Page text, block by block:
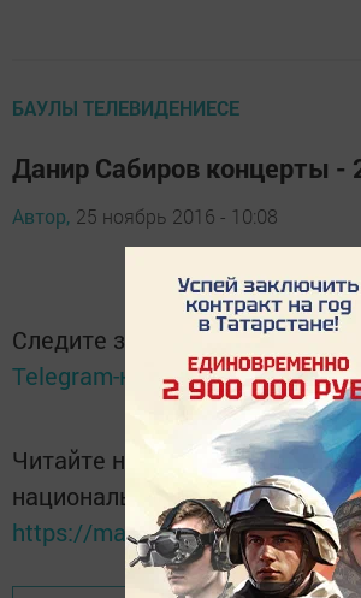
БАУЛЫ ТЕЛЕВИДЕНИЕСЕ
Данир Сабиров концерты -
Автор, 25 ноябрь 2016 - 10:08
Следите за самым важным и
Telegram-каналеТатмедиа
Читайте новости Татарстана в
национальном мессенджере
https://max.ru/tatmedia